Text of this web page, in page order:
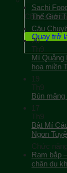
Chưa có
Quay trở
Sachi
Thế Giới
Câu
20
Th9
Mì Quảng
hoa miền
19
Th9
Bún
17
Th9
Bật Mí
Ngon
Chức
Ram bắp
chân du